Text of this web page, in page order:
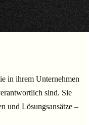
in ihrem Unternehmen
sind. Sie
und Lösungsansätze –